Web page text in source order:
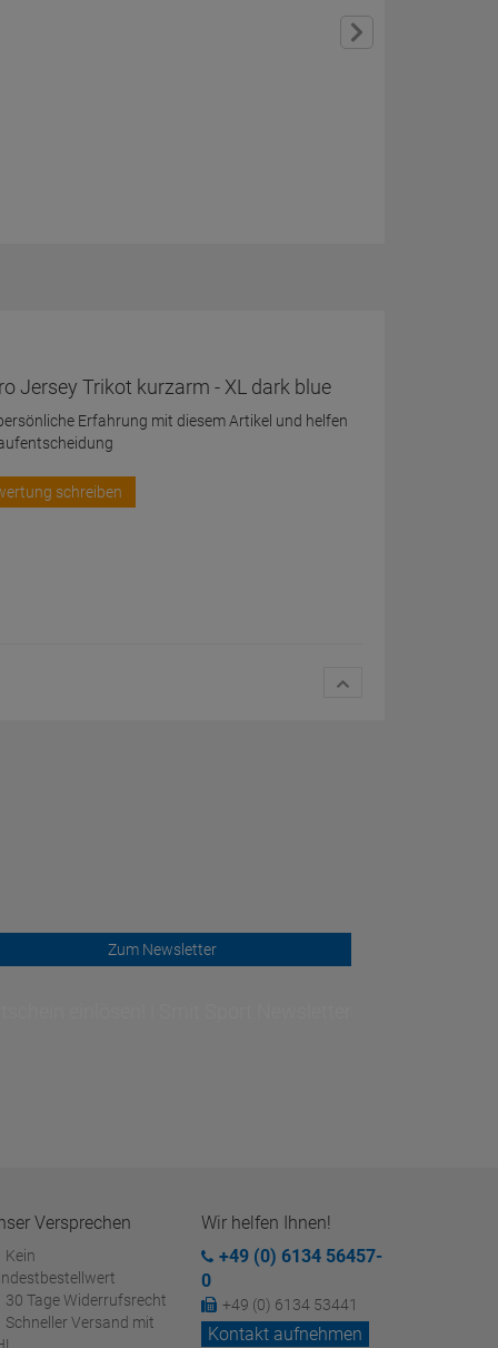
Jersey Trikot kurzarm - XL dark blue
Erfahrung mit diesem Artikel und helfen
schreiben
Zum Newsletter
Versprechen
Kein
30 Tage Widerrufsrecht
Schneller Versand mit
Wir helfen Ihnen!
+49 (0) 6134 56457-
0
+49 (0) 6134 53441
Kontakt aufnehmen